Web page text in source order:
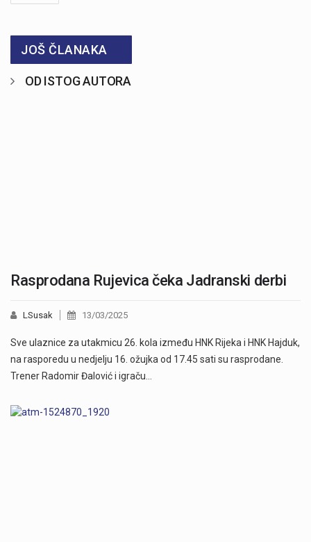
JOŠ ČLANAKA
OD ISTOG AUTORA
Rasprodana Rujevica čeka Jadranski derbi
LSusak 13/03/2025
Sve ulaznice za utakmicu 26. kola između HNK Rijeka i HNK Hajduk,
na rasporedu u nedjelju 16. ožujka od 17.45 sati su rasprodane.
Trener Radomir Đalović i igraču…